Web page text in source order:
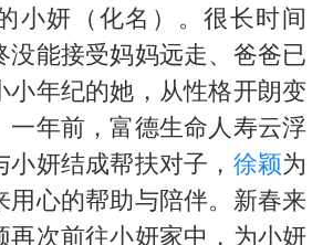
小妍（化名）。很长时间
没能接受妈妈远走、爸爸已
小年纪的她，从性格开朗变
一年前，富德生命人寿云浮
妍结成帮扶对子， 徐颖为
用心的帮助与陪伴。新春来
再次前往小妍家中，为小妍